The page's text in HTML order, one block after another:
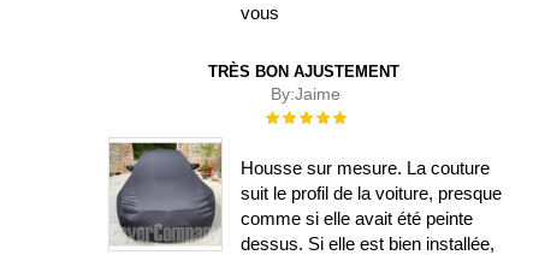
vous
TRÈS BON AJUSTEMENT
By:Jaime
Évaluation :
Housse sur mesure. La couture
suit le profil de la voiture, presque
comme si elle avait été peinte
dessus. Si elle est bien installée,